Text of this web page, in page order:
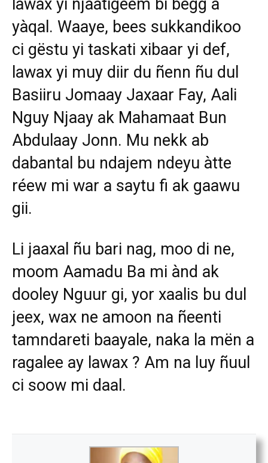
lawax yi njaatigeem bi bëgg a
yàqal. Waaye, bees sukkandikoo
ci gëstu yi taskati xibaar yi def,
lawax yi muy diir du ñenn ñu dul
Basiiru Jomaay Jaxaar Fay, Aali
Nguy Njaay ak Mahamaat Bun
Abdulaay Jonn. Mu nekk ab
dabantal bu ndajem ndeyu àtte
réew mi war a saytu fi ak gaawu
gii.
Li jaaxal ñu bari nag, moo di ne,
moom Aamadu Ba mi ànd ak
dooley Nguur gi, yor xaalis bu dul
jeex, wax ne amoon na ñeenti
tamndareti baayale, naka la mën a
ragalee ay lawax ? Am na luy ñuul
ci soow mi daal.